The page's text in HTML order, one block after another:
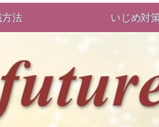
法 いじめ対